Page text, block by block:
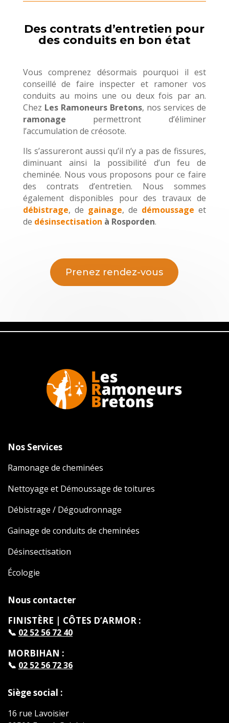
Des contrats d’entretien pour
des conduits en bon état
Vous comprenez désormais pourquoi il est
conseillé de faire inspecter et ramoner vos
conduits au moins une ou deux fois par an.
Chez Les Ramoneurs Bretons, nos services de
ramonage permettront d’éliminer
l’accumulation de créosote.
Ils s’assureront aussi qu’il n’y a pas de fissures,
diminuant ainsi la possibilité d’un feu de
cheminée. Nous vous proposons pour ce faire
des contrats d’entretien. Nous sommes
également disponibles pour des travaux de
débistrage, de gainage, de démoussage et
de désinsectisation à Rosporden.
Prenez rendez-vous
Nos Services
Ramonage de cheminées
Nettoyage et Démoussage de toitures
Débistrage / Dégoudronnage
Gainage de conduits de cheminées
Désinsectisation
Écologie
Nous contacter
FINISTÈRE | CÔTES D’ARMOR :
📞 02 52 56 72 40
MORBIHAN :
📞 02 52 56 72 36
Siège social :
16 rue Lavoisier